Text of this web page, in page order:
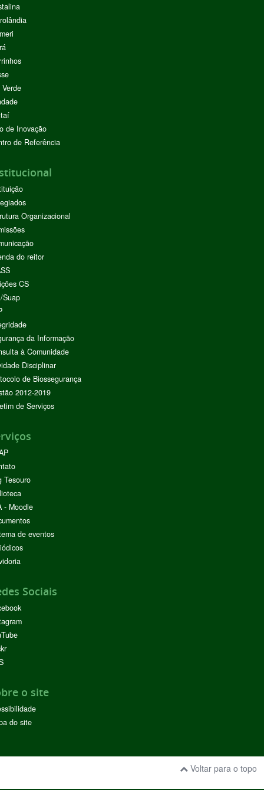
de Inovação
de Referência
Organizacional
do reitor
CS
Suap
da Informação
à Comunidade
Disciplinar
de Biossegurança
2012-2019
de Serviços
Tesouro
- Moodle
de eventos
Sociais
o site
do site
Voltar para o topo